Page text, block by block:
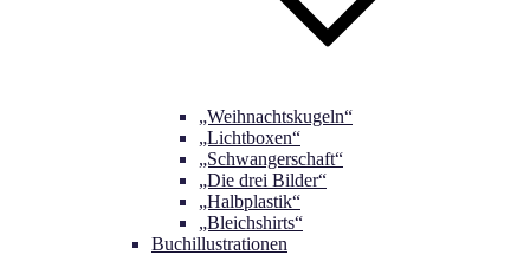
„Weihnachtskugeln“
„Lichtboxen“
„Schwangerschaft“
„Die drei Bilder“
„Halbplastik“
„Bleichshirts“
Buchillustrationen